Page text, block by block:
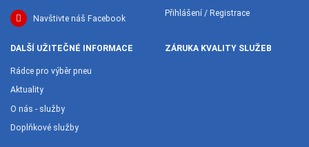
Navštivte náš Facebook
Přihlášení / Registrace
DALŠÍ UŽITEČNÉ INFORMACE
Rádce pro výběr pneu
Aktuality
O nás - služby
Doplňkové služby
ZÁRUKA KVALITY SLUŽEB